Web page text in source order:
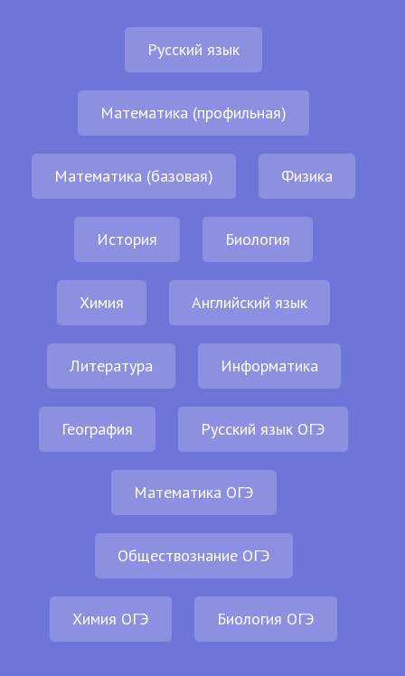
Русский язык
Математика (профильная)
Математика (базовая) Физика
История Биология
Химия Английский язык
Литература Информатика
География Русский язык ОГЭ
Математика ОГЭ
Обществознание ОГЭ
Химия ОГЭ Биология ОГЭ